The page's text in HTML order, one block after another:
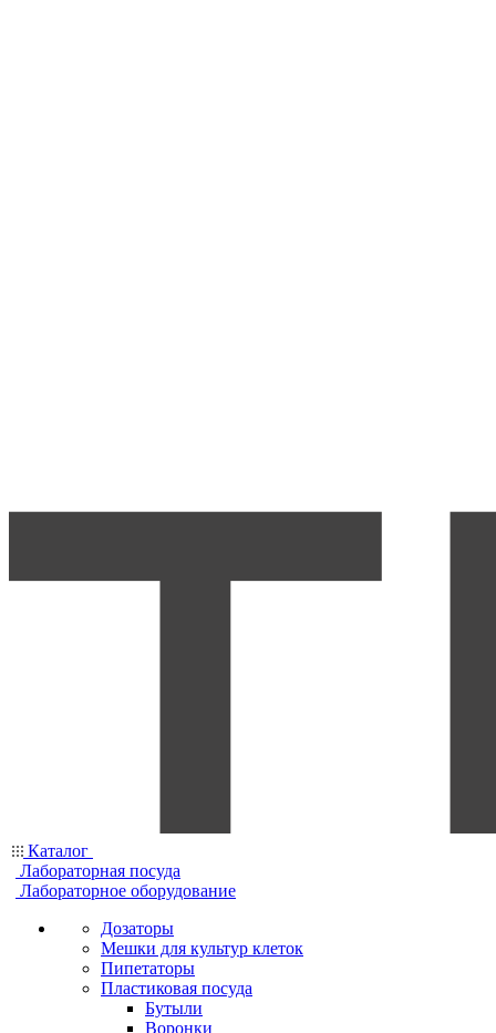
Каталог
Лабораторная посуда
Лабораторное оборудование
Дозаторы
Мешки для культур клеток
Пипетаторы
Пластиковая посуда
Бутыли
Воронки